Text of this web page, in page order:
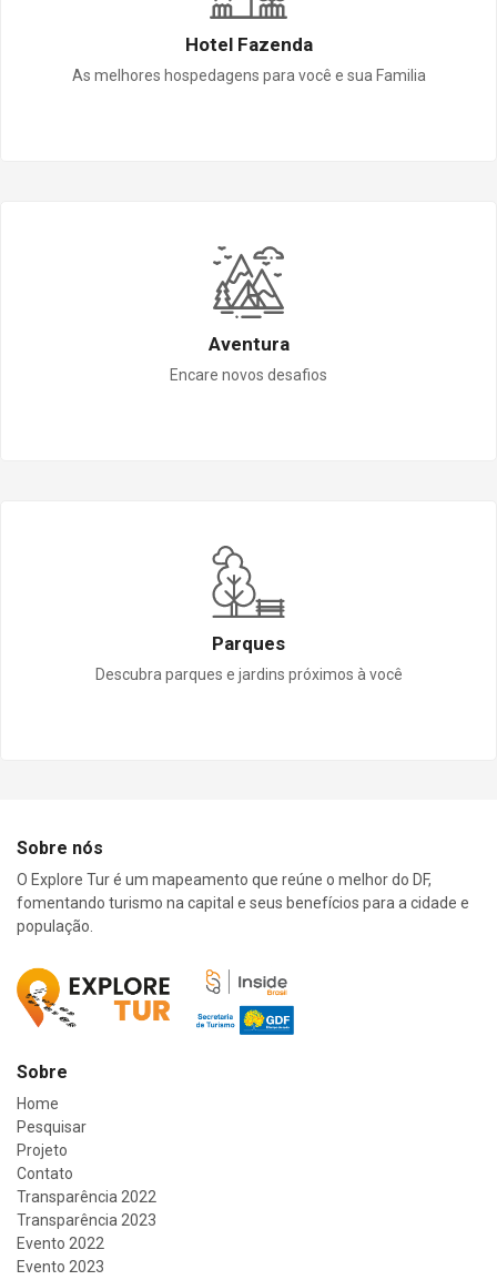
Hotel Fazenda
As melhores hospedagens para você e sua Familia
Aventura
Encare novos desafios
Parques
Descubra parques e jardins próximos à você
Sobre nós
O Explore Tur é um mapeamento que reúne o melhor do DF,
fomentando turismo na capital e seus benefícios para a cidade e
população.
Sobre
Home
Pesquisar
Projeto
Contato
Transparência 2022
Transparência 2023
Evento 2022
Evento 2023